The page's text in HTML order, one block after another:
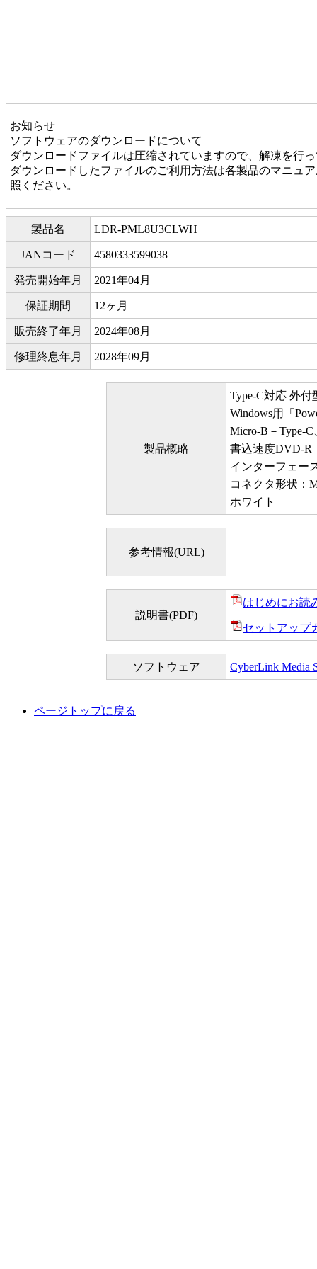
お知らせ
ソフトウェアのダウンロードについて
ダウンロードファイルは圧縮されていますので、解凍を行
ダウンロードしたファイルのご利用方法は各製品のマニュ
照ください。
製品名 LDR-PML8U3CLWH
JANコード 4580333599038
発売開始年月 2021年04月
保証期間 12ヶ月
販売終了年月 2024年08月
修理終息年月 2028年09月
製品概略
Type-C対応 外
Windows用「
Micro-B－Type-
書込速度DVD-R
インターフェー
コネクタ形状：
ホワイト
参考情報(URL)
説明書(PDF)
はじめにお読
セットアップ
ソフトウェア CyberLink Media
ページトップに戻る